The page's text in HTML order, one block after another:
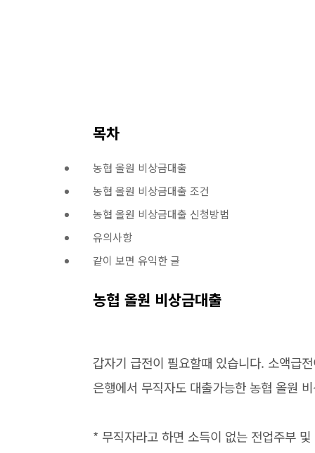
목차
농협 올원 비상금대출
농협 올원 비상금대출 조건
농협 올원 비상금대출 신청방법
유의사항
같이 보면 유익한 글
농협 올원 비상금대출
갑자기 급전이 필요할때 있습니다. 소액급
은행에서 무직자도 대출가능한 농협 올원
* 무직자라고 하면 소득이 없는 전업주부